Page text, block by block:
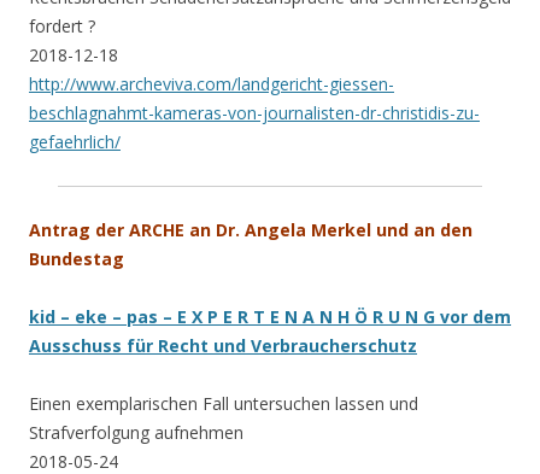
fordert ?
2018-12-18
http://www.archeviva.com/landgericht-giessen-
beschlagnahmt-kameras-von-journalisten-dr-christidis-zu-
gefaehrlich/
Antrag der ARCHE an Dr. Angela Merkel und an den
Bundestag
kid – eke – pas – E X P E R T E N A N H Ö R U N G vor dem
Ausschuss für Recht und Verbraucherschutz
Einen exemplarischen Fall untersuchen lassen und
Strafverfolgung aufnehmen
2018-05-24